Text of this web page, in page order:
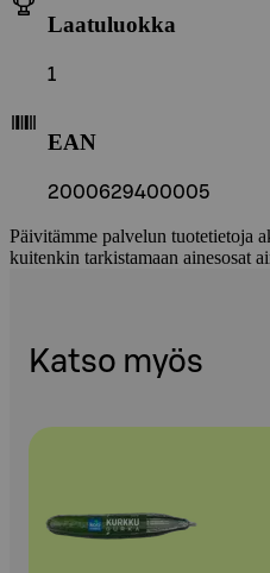
Laatuluokka
1
EAN
2000629400005
Päivitämme palvelun tuotetietoja
kuitenkin tarkistamaan ainesosat
Katso myös